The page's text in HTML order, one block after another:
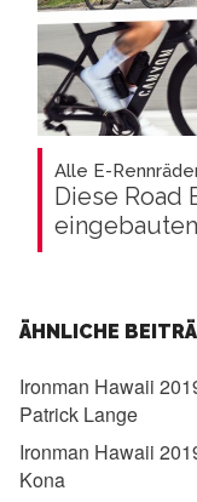
Alle E-
Diese Road
ÄHNLICHE
Ironman Hawaii
Patrick Lange
Ironman Hawaii
Kona